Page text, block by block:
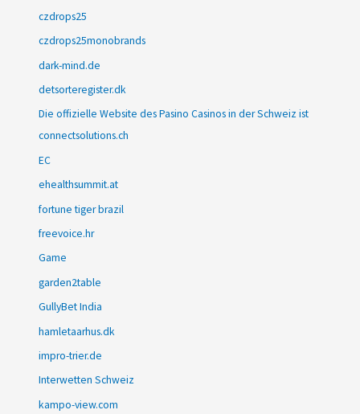
czdrops25
czdrops25monobrands
dark-mind.de
detsorteregister.dk
Die offizielle Website des Pasino Casinos in der Schweiz ist
connectsolutions.ch
EC
ehealthsummit.at
fortune tiger brazil
freevoice.hr
Game
garden2table
GullyBet India
hamletaarhus.dk
impro-trier.de
Interwetten Schweiz
kampo-view.com